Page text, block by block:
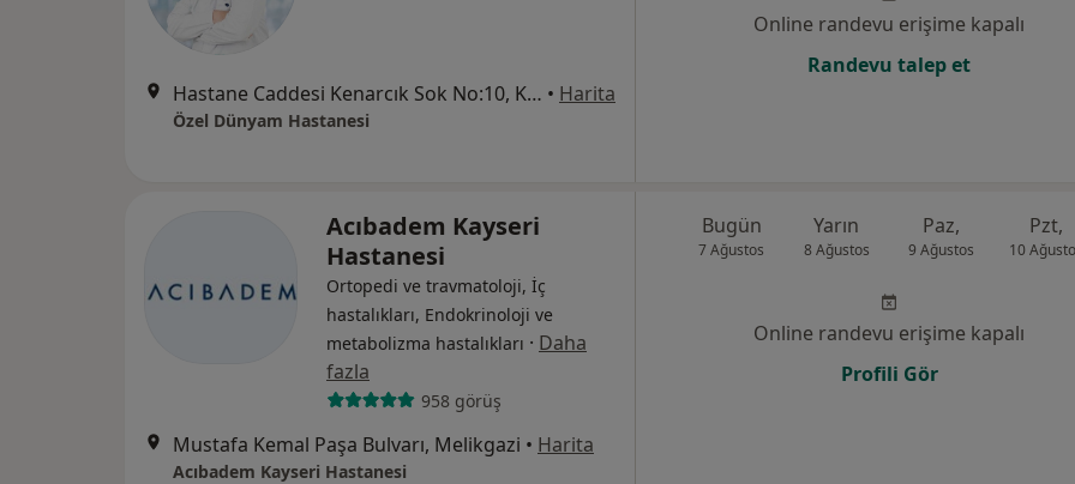
Hastane Caddesi Kenarcık Sok No:10, Kocasinan • Harita
Özel Dünyam Hastanesi
Online randevu erişime kapalı
Randevu talep et
Acıbadem Kayseri
Hastanesi
Ortopedi ve travmatoloji, İç
hastalıkları, Endokrinoloji ve
metabolizma hastalıkları · Daha
fazla
958 görüş
Mustafa Kemal Paşa Bulvarı, Melikgazi • Harita
Acıbadem Kayseri Hastanesi
Bugün
7 Ağustos
Yarın
8 Ağustos
Paz,
9 Ağustos
Pzt,
10
Online randevu erişime kapalı
Profili Gör